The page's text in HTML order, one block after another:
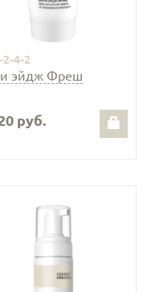
4-2
эйдж Фреш
руб.